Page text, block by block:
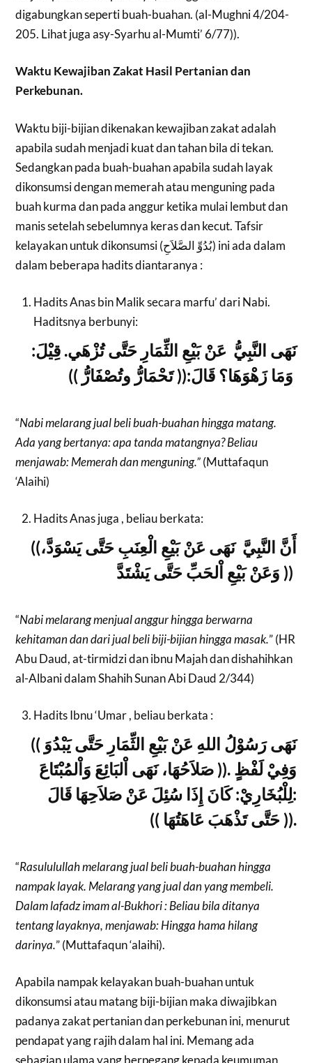
digabungkan seperti buah-buahan. (al-Mughni 4/204-
205. Lihat juga asy-Syarhu al-Mumti’ 6/77)).
Waktu Kewajiban Zakat Hasil Pertanian dan
Perkebunan.
Waktu biji-bijian dikenakan kewajiban zakat adalah
apabila sudah menjadi kuat dan tahan bila di tekan.
Sedangkan pada buah-buahan apabila sudah layak
dikonsumsi dengan memerah atau menguning pada
buah kurma dan pada anggur ketika mulai lembut dan
manis setelah sebelumnya keras dan kecut. Tafsir
kelayakan untuk dikonsumsi (بُدُوِّ الصَّلاَحِ) ini ada dalam
dalam beberapa hadits diantaranya :
Hadits Anas bin Malik secara marfu’ dari Nabi.
Haditsnya berbunyi:
نَهَى النَّبِيُّ عَنْ بَيْعِ الثِّمَارِ حَتَّى تُزْهَي. قِيْلَ:
“Nabi melarang jual beli buah-buahan hingga matang.
Ada yang bertanya: apa tanda matangnya? Beliau
menjawab: Memerah dan menguning.”(Muttafaqun
‘Alaihi)
Hadits Anas juga , beliau berkata:
((أَنَّ النَّبِيَّ نَهَى عَنْ بَيْعِ الْعِنَبِ حَتَّى يَسْوَدَّ،
وَعَنْ بَيْعِ اْلحَبِّ حَتَّى يَشْتَدَّ ))
“Nabi melarang menjual anggur hingga berwarna
kehitaman dan dari jual beli biji-bijian hingga masak.” (HR
Abu Daud, at-tirmidzi dan ibnu Majah dan dishahihkan
al-Albani dalam Shahih Sunan Abi Daud 2/344)
Hadits Ibnu ‘Umar , beliau berkata :
(( نَهَى رَسُوْلُ اللهِ عَنْ بَيْعِ الثِّمَارِ حَتَّى يَبْدُوَ
صَلاَحُهَا، نَهَى اْلبَائِعَ وَاْلمُبْتَاعَ )). وَفِيْ لَفْظٍ
لِلْبُخَارِيْ: كَانَ إِذَا سُئِلَ عَنْ صَلاَحِهَا قَالَ:
(( حَتَّى تَذْهَبَ عَاهَتُهَا )).
“Rasululullah melarang jual beli buah-buahan hingga
nampak layak. Melarang yang jual dan yang membeli.
Dalam lafadz imam al-Bukhori : Beliau bila ditanya
tentang layaknya, menjawab: Hingga hama hilang
darinya.” (Muttafaqun ‘alaihi).
Apabila nampak kelayakan buah-buahan untuk
dikonsumsi atau matang biji-bijian maka diwajibkan
padanya zakat pertanian dan perkebunan ini, menurut
pendapat yang rajih dalam hal ini. Memang ada
sebagian ulama yang berpegang kepada keumuman